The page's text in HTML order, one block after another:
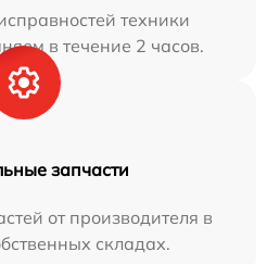
техники
в течение 2 часов.
запчасти
от производителя в
складах.